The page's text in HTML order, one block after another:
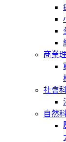
商業
社會
自然